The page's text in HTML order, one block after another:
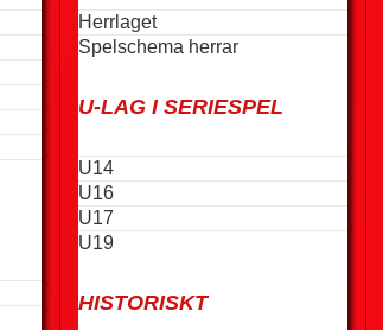
Herrlaget
Spelschema herrar
U-LAG I SERIESPEL
U14
U16
U17
U19
HISTORISKT